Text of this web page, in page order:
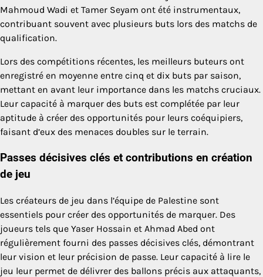
Mahmoud Wadi et Tamer Seyam ont été instrumentaux,
contribuant souvent avec plusieurs buts lors des matchs de
qualification.
Lors des compétitions récentes, les meilleurs buteurs ont
enregistré en moyenne entre cinq et dix buts par saison,
mettant en avant leur importance dans les matchs cruciaux.
Leur capacité à marquer des buts est complétée par leur
aptitude à créer des opportunités pour leurs coéquipiers,
faisant d’eux des menaces doubles sur le terrain.
Passes décisives clés et contributions en création
de jeu
Les créateurs de jeu dans l’équipe de Palestine sont
essentiels pour créer des opportunités de marquer. Des
joueurs tels que Yaser Hossain et Ahmad Abed ont
régulièrement fourni des passes décisives clés, démontrant
leur vision et leur précision de passe. Leur capacité à lire le
jeu leur permet de délivrer des ballons précis aux attaquants,